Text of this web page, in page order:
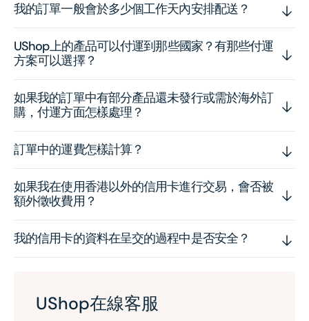
我的訂單一般會於多少個工作天內安排配送？
UShop上的產品可以付運到那些國家？有那些付運
方案可以選擇？
如果我的訂單中有部分產品還未發行或需於海外訂
購，付運方面怎樣處理？
訂單中的運費怎樣計算？
如果我在使用香港以外的信用卡進行交易，會否被
額外徵收費用？
我的信用卡的資料在呈交的過程中是否安全？
UShop在線客服